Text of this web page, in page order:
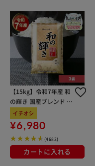
【15kg】令和7年産 和
の輝き 国産ブレンド 5
kg×3袋
イチオシ
¥6,980
(4682)
カートに入れる